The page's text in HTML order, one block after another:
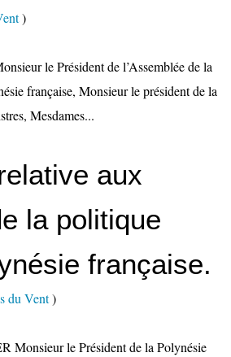
)
le Président de l’Assemblée de la
française, Monsieur le président de la
Mesdames...
aux
la politique
française.
du Vent)
Monsieur le Président de la Polynésie